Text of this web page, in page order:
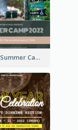
School Summer Camp Invitation